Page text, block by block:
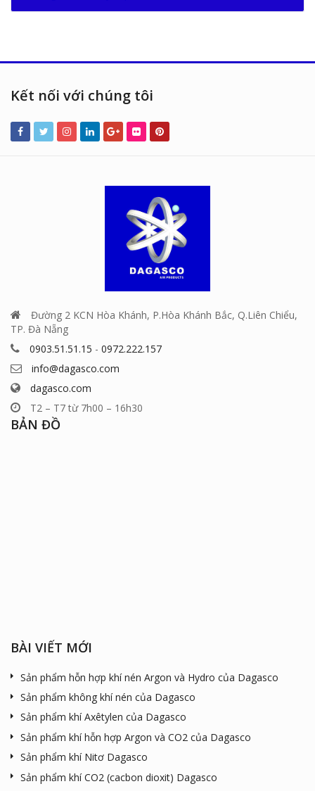
Kết nối với chúng tôi
Đường 2 KCN Hòa Khánh, P.Hòa Khánh Bắc, Q.Liên Chiểu,
TP. Đà Nẵng
0903.51.51.15 - 0972.222.157
info@dagasco.com
dagasco.com
T2 – T7 từ 7h00 – 16h30
BẢN ĐỒ
BÀI VIẾT MỚI
Sản phẩm hỗn hợp khí nén Argon và Hydro của Dagasco
Sản phẩm không khí nén của Dagasco
Sản phẩm khí Axêtylen của Dagasco
Sản phẩm khí hỗn hợp Argon và CO2 của Dagasco
Sản phẩm khí Nitơ Dagasco
Sản phẩm khí CO2 (cacbon dioxit) Dagasco